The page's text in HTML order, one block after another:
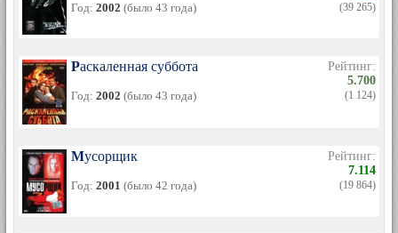
Год: 2002 (было 43 года) (39 265)
Раскаленная суббота
Год: 2002 (было 43 года)
Рейтинг:
5.700
(1 124)
Мусорщик
Год: 2001 (было 42 года)
Рейтинг:
7.114
(19 864)